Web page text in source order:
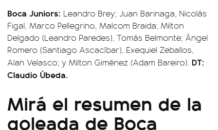
Boca Juniors: Leandro Brey; Juan Barinaga, Nicolás
Figal, Marco Pellegrino, Malcom Braida; Milton
Delgado (Leandro Paredes), Tomás Belmonte; Ángel
Romero (Santiago Ascacíbar), Exequiel Zeballos,
Alan Velasco; y Milton Giménez (Adam Bareiro). DT:
Claudio Úbeda.
Mirá el resumen de la
goleada de Boca